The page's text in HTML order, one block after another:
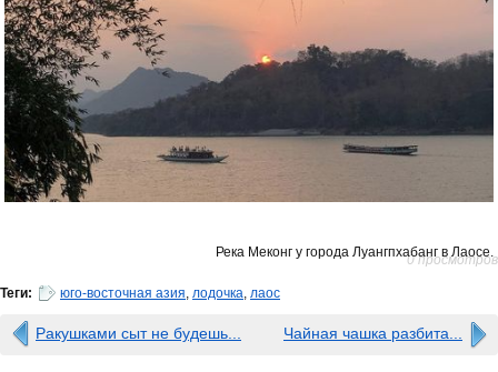
Река Меконг у города Луангпхабанг в Лаосе.
0 просмотров
Теги: юго-восточная азия, лодочка, лаос
Ракушками сыт не будешь... Чайная чашка разбита...